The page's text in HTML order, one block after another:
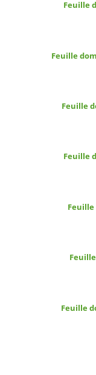
Feuille
Feuille
Feuille
Feuille
Feuille